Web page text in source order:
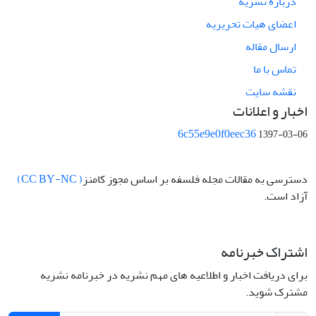
اعضای هیات تحریریه
ارسال مقاله
تماس با ما
نقشه سایت
اخبار و اعلانات
6c55e9e0f0eec361397-03-06
دسترسی به مقالات مجله فلسفه بر اساس مجوز کامنز( CC BY-NC)
آزاد است.
اشتراک خبرنامه
برای دریافت اخبار و اطلاعیه های مهم نشریه در خبرنامه نشریه
مشترک شوید.